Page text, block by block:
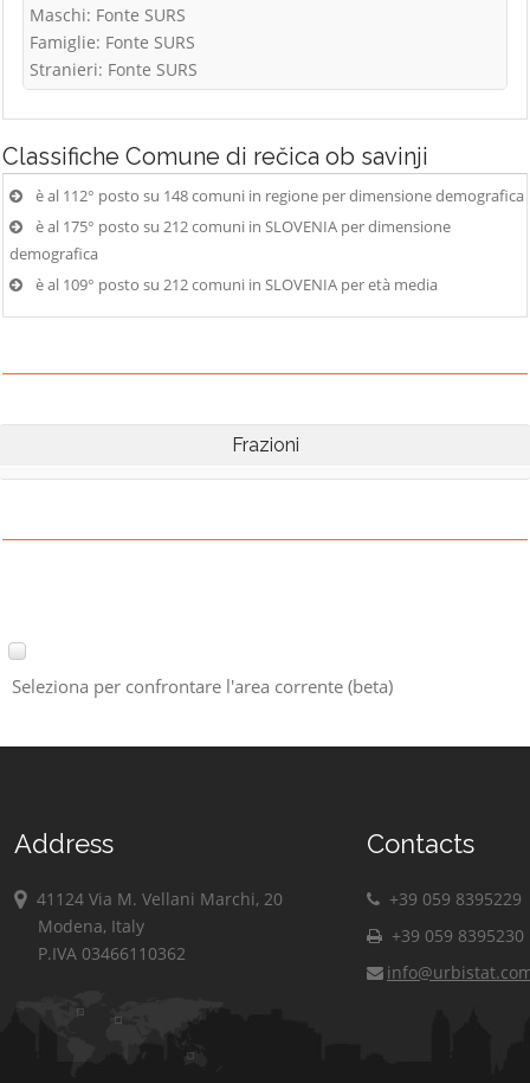
Maschi: Fonte SURS
Famiglie: Fonte SURS
Stranieri: Fonte SURS
Classifiche Comune di rečica ob savinji
è al 112° posto su 148 comuni in regione per dimensione demografica
è al 175° posto su 212 comuni in SLOVENIA per dimensione
demografica
è al 109° posto su 212 comuni in SLOVENIA per età media
Frazioni
Seleziona per confrontare l'area corrente (beta)
Address
41124 Via M. Vellani Marchi, 20
Modena, Italy
P.IVA 03466110362
Contacts
+39 059 8395229
+39 059 8395230